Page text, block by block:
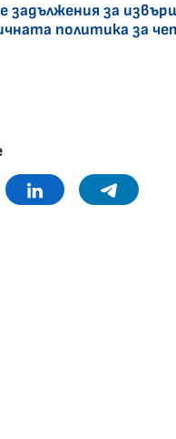
за
политика за
Linkedin Telegram